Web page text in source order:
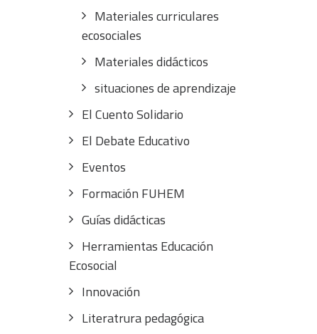
Materiales curriculares
ecosociales
Materiales didácticos
situaciones de aprendizaje
El Cuento Solidario
El Debate Educativo
Eventos
Formación FUHEM
Guías didácticas
Herramientas Educación
Ecosocial
Innovación
Literatrura pedagógica